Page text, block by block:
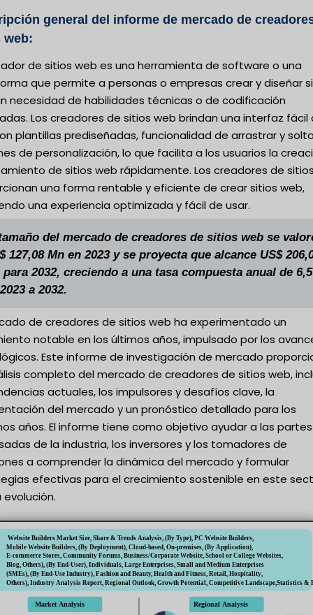
general del informe de mercado de
web:
de sitios web es una herramienta de software o una
que permite a personas o empresas crear y diseñar
necesidad de habilidades técnicas o de codificación
Los creadores de sitios web brindan una interfaz fácil
plantillas prediseñadas, funcionalidad de arrastrar y
de personalización, lo que facilita a los usuarios la
de sitios web rápidamente. Los creadores de
una forma rentable y eficiente de crear sitios web,
una experiencia optimizada y fácil de usar.
del mercado de creadores de sitios web se
127,08 Mn en 2023 y se proyecta que alcance US$
para 2032, creciendo a una tasa compuesta anual de
a 2032.
de creadores de sitios web ha experimentado un
notable en los últimos años, impulsado por los
Este informe de investigación de mercado
completo del mercado de creadores de sitios web,
actuales, los impulsores y desafíos clave, la
del mercado y un pronóstico detallado para los
años. El informe tiene como objetivo ayudar a las partes
de la industria, los inversores y los tomadores de
a comprender la dinámica del mercado y formular
efectivas para el crecimiento sostenible en este
evolución.